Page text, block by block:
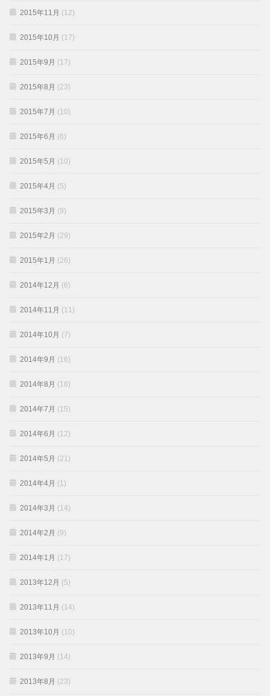
2015年11月 (12)
2015年10月 (17)
2015年9月 (17)
2015年8月 (23)
2015年7月 (10)
2015年6月 (6)
2015年5月 (10)
2015年4月 (5)
2015年3月 (9)
2015年2月 (29)
2015年1月 (26)
2014年12月 (6)
2014年11月 (11)
2014年10月 (7)
2014年9月 (16)
2014年8月 (18)
2014年7月 (15)
2014年6月 (12)
2014年5月 (21)
2014年4月 (1)
2014年3月 (14)
2014年2月 (9)
2014年1月 (17)
2013年12月 (5)
2013年11月 (14)
2013年10月 (10)
2013年9月 (14)
2013年8月 (23)